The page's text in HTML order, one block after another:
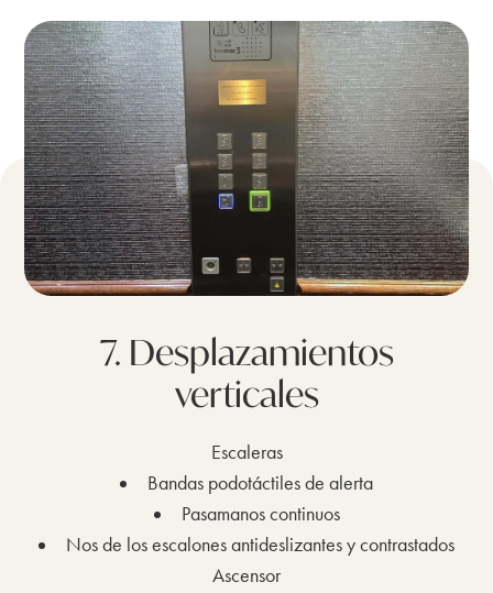
7. Desplazamientos
verticales
Escaleras
Bandas podotáctiles de alerta
Pasamanos continuos
Nos de los escalones antideslizantes y contrastados
Ascensor